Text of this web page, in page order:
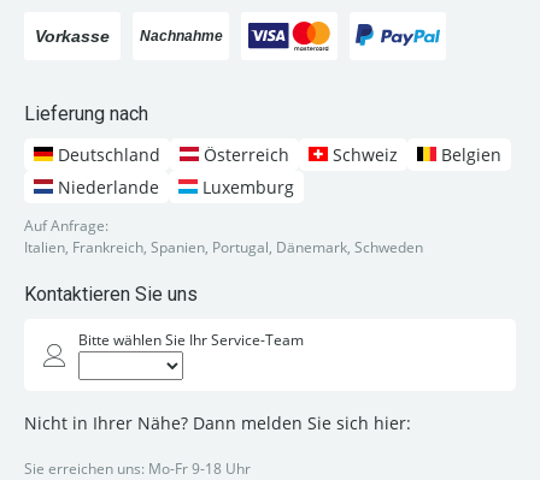
Lieferung nach
Deutschland
Österreich Schweiz
Belgien
Niederlande
Luxemburg
Auf Anfrage:
Italien, Frankreich, Spanien, Portugal, Dänemark, Schweden
Kontaktieren Sie uns
Bitte wählen Sie Ihr Service-Team
Nicht in Ihrer Nähe? Dann melden Sie sich hier:
Sie erreichen uns: Mo-Fr 9-18 Uhr